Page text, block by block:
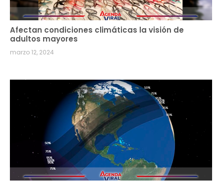
Afectan condiciones climáticas la visión de
adultos mayores
marzo 12, 2024